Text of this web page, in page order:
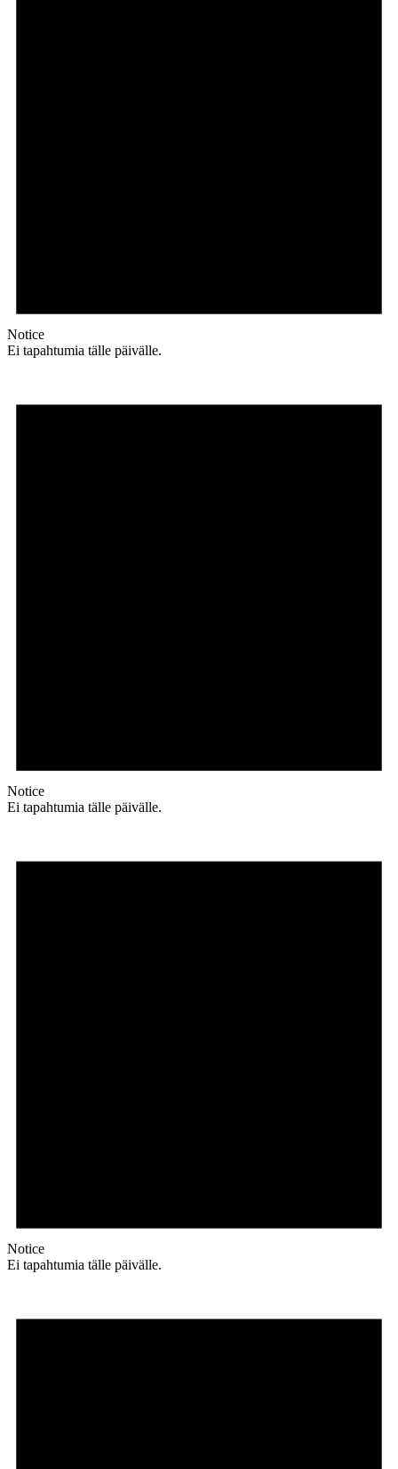
Notice
Ei tapahtumia tälle päivälle.
Notice
Ei tapahtumia tälle päivälle.
Notice
Ei tapahtumia tälle päivälle.